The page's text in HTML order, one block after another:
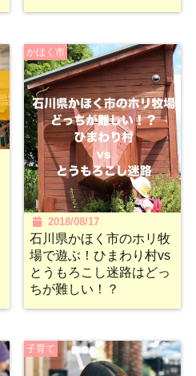
かほく市
2018/08/17
石川県かほく市のホリ牧
場で遊ぶ！ひまわり村vs
とうもろこし迷路はどっ
ちが難しい！？
子育て